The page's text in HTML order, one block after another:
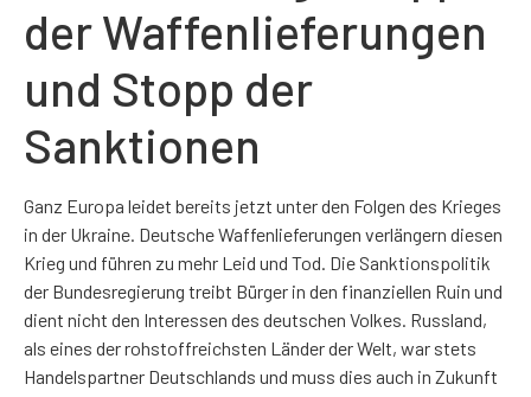
der Waffenlieferungen
und Stopp der
Sanktionen
Ganz Europa leidet bereits jetzt unter den Folgen des Krieges
in der Ukraine. Deutsche Waffenlieferungen verlängern diesen
Krieg und führen zu mehr Leid und Tod. Die Sanktionspolitik
der Bundesregierung treibt Bürger in den finanziellen Ruin und
dient nicht den Interessen des deutschen Volkes. Russland,
als eines der rohstoffreichsten Länder der Welt, war stets
Handelspartner Deutschlands und muss dies auch in Zukunft